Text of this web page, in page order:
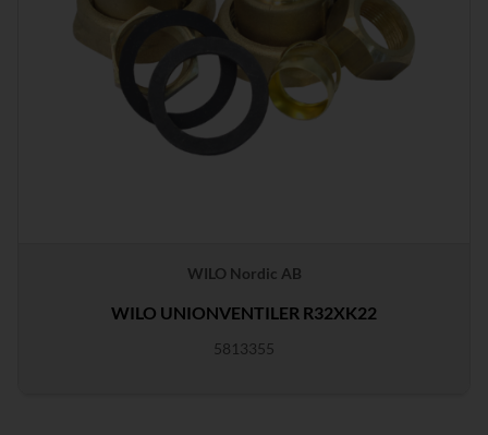
WILO Nordic AB
WILO UNIONVENTILER R32XK22
5813355